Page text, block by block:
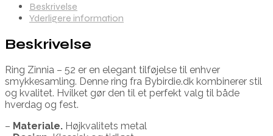
Beskrivelse
Yderligere information
Beskrivelse
Ring Zinnia – 52 er en elegant tilføjelse til enhver
smykkesamling. Denne ring fra Bybirdie.dk kombinerer stil
og kvalitet. Hvilket gør den til et perfekt valg til både
hverdag og fest.
– Materiale. Højkvalitets metal